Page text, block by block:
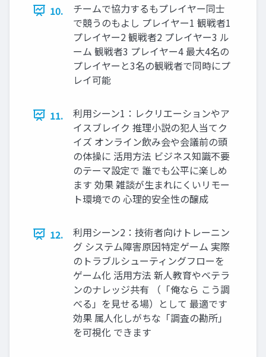
10.
チームで協力するもプレイヤー同士
で競うのもよし プレイヤー1 観戦者1
プレイヤー2 観戦者2 プレイヤー3 ル
ーム 観戦者3 プレイヤー4 最大4名の
プレイヤーと3名の観戦者で同時にプ
レイ可能
11.
利用シーン1：レクリエーションやア
イスブレイク 推理小説の犯人当てク
イズ オンライン飲み会や会議前の頭
の体操に 活用方法 ビジネス知識不要
のテーマ設定で 誰でも公平に楽しめ
ます 効果 雑談が生まれにくいリモー
ト環境での 心理的安全性の醸成
12.
利用シーン2：技術者向けトレーニン
グ システム障害原因特定ゲーム 実際
のトラブルシューティングフローを
ゲーム化 活用方法 新人教育やベテラ
ンのナレッジ共有 （「俺なら こう調
べる」を見せる場）として 最適です
効果 属人化しがちな「調査の勘所」
を可視化 できます